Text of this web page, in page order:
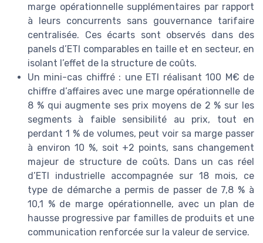
marge opérationnelle supplémentaires par rapport
à leurs concurrents sans gouvernance tarifaire
centralisée. Ces écarts sont observés dans des
panels d’ETI comparables en taille et en secteur, en
isolant l’effet de la structure de coûts.
Un mini-cas chiffré : une ETI réalisant 100 M€ de
chiffre d’affaires avec une marge opérationnelle de
8 % qui augmente ses prix moyens de 2 % sur les
segments à faible sensibilité au prix, tout en
perdant 1 % de volumes, peut voir sa marge passer
à environ 10 %, soit +2 points, sans changement
majeur de structure de coûts. Dans un cas réel
d’ETI industrielle accompagnée sur 18 mois, ce
type de démarche a permis de passer de 7,8 % à
10,1 % de marge opérationnelle, avec un plan de
hausse progressive par familles de produits et une
communication renforcée sur la valeur de service.